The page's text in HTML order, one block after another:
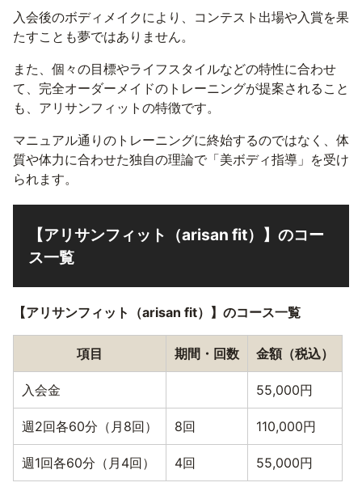
入会後のボディメイクにより、コンテスト出場や入賞を果
たすことも夢ではありません。
また、個々の目標やライフスタイルなどの特性に合わせ
て、完全オーダーメイドのトレーニングが提案されること
も、アリサンフィットの特徴です。
マニュアル通りのトレーニングに終始するのではなく、体
質や体力に合わせた独自の理論で「美ボディ指導」を受け
られます。
【アリサンフィット（arisan fit）】のコー
ス一覧
【アリサンフィット（arisan fit）】のコース一覧
項目 期間・回数 金額（税込）
入会金 55,000円
週2回各60分（月8回） 8回 110,000円
週1回各60分（月4回） 4回 55,000円